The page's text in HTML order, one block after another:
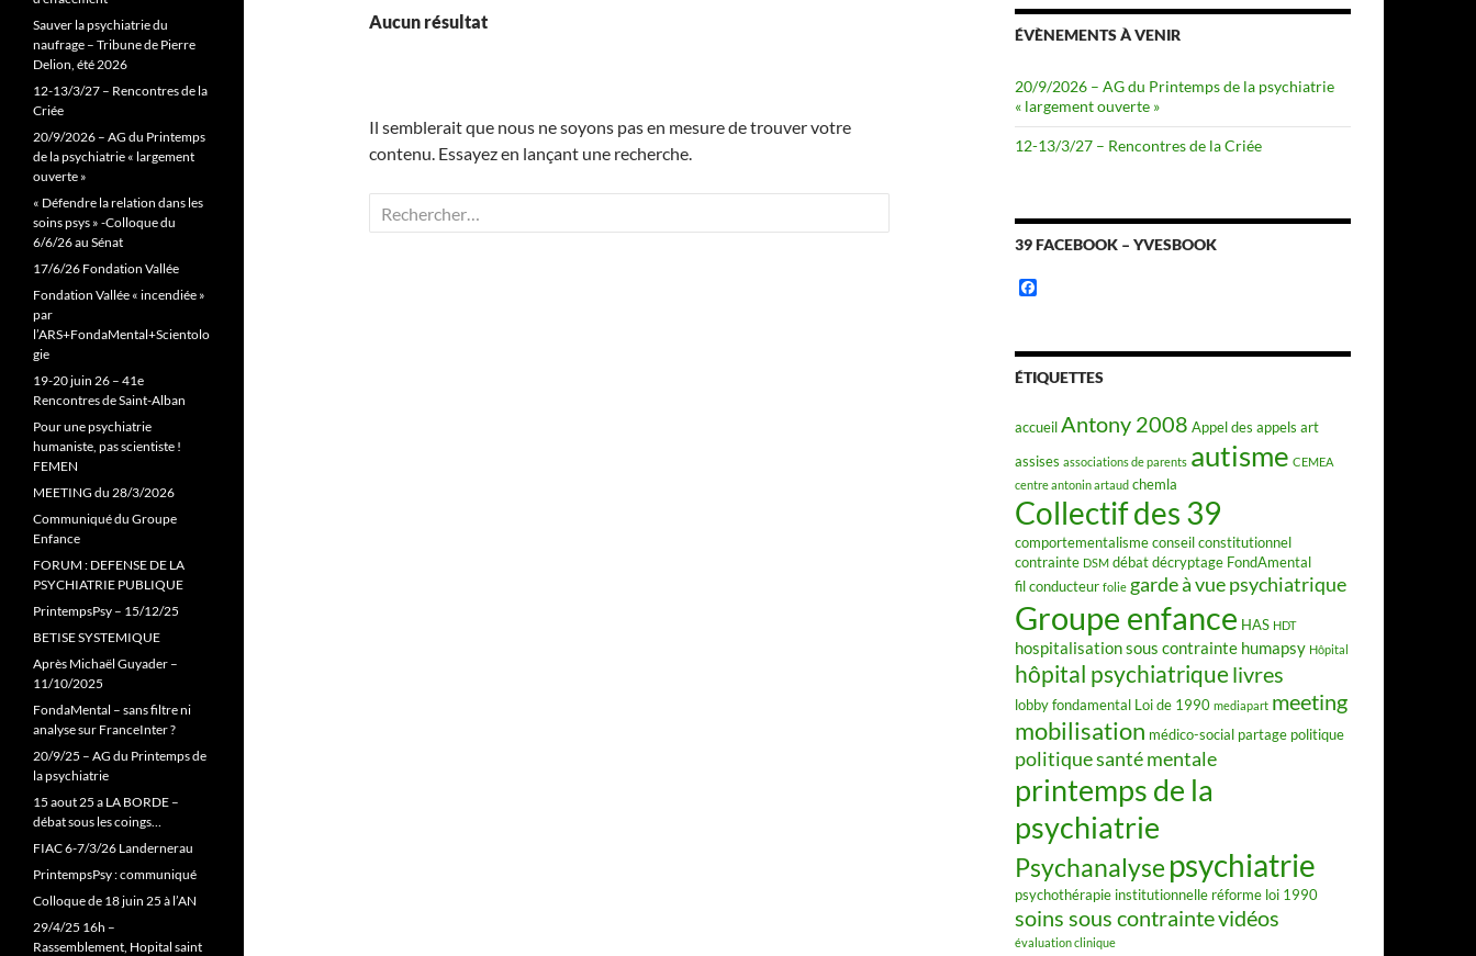
Aucun résultat
Il semblerait que nous ne soyons pas en mesure de trouver votre
contenu. Essayez en lançant une recherche.
Rechercher :
ÉVÈNEMENTS À VENIR
20/9/2026 – AG du Printemps de la psychiatrie
« largement ouverte »
12-13/3/27 – Rencontres de la Criée
39 FACEBOOK – YVESBOOK
b
o
ÉTIQUETTES
accueilAntony 2008 Appel des appels art
assises associations de parents autisme CEMEA
centre antonin artaud chemla
Collectif des 39
comportementalismeconseil constitutionnel
contrainte DSM débatdécryptage FondAmental
fil conducteur folie garde à vue psychiatrique
Groupe enfance HAS HDT
hospitalisation sous contrainte humapsy Hôpital
hôpital psychiatriquelivres
lobby fondamental Loi de 1990 mediapart meeting
mobilisation médico-social partage politique
politique santé mentale
printemps de la
psychiatrie
Psychanalyse psychiatrie
psychothérapie institutionnelle réforme loi 1990
soins sous contraintevidéos
évaluation clinique
Sauver la psychiatrie du
naufrage – Tribune de Pierre
Delion, été 2026
12-13/3/27 – Rencontres de la
Criée
20/9/2026 – AG du Printemps
de la psychiatrie « largement
ouverte »
« Défendre la relation dans les
soins psys » -Colloque du
6/6/26 au Sénat
17/6/26 Fondation Vallée
Fondation Vallée « incendiée »
par
l’ARS+FondaMental+Scientolo
gie
19-20 juin 26 – 41e
Rencontres de Saint-Alban
Pour une psychiatrie
humaniste, pas scientiste !
FEMEN
MEETING du 28/3/2026
Communiqué du Groupe
Enfance
FORUM : DEFENSE DE LA
PSYCHIATRIE PUBLIQUE
PrintempsPsy – 15/12/25
BETISE SYSTEMIQUE
Après Michaël Guyader –
11/10/2025
FondaMental – sans filtre ni
analyse sur FranceInter ?
20/9/25 – AG du Printemps de
la psychiatrie
15 aout 25 a LA BORDE –
débat sous les coings…
FIAC 6-7/3/26 Landernerau
PrintempsPsy : communiqué
Colloque de 18 juin 25 à l’AN
29/4/25 16h –
Rassemblement, Hopital saint